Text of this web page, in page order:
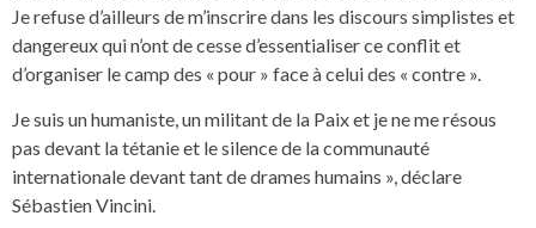
Je refuse d’ailleurs de m’inscrire dans les discours simplistes et
dangereux qui n’ont de cesse d’essentialiser ce conflit et
d’organiser le camp des « pour » face à celui des « contre ».
Je suis un humaniste, un militant de la Paix et je ne me résous
pas devant la tétanie et le silence de la communauté
internationale devant tant de drames humains », déclare
Sébastien Vincini.